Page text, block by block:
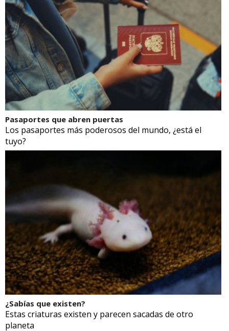
Pasaportes que abren puertas
Los pasaportes más poderosos del mundo, ¿está el
tuyo?
¿Sabías que existen?
Estas criaturas existen y parecen sacadas de otro
planeta